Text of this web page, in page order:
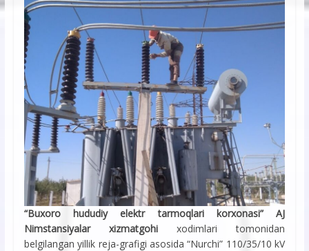
“Buxoro hududiy elektr tarmoqlari korxonasi” AJ
Nimstansiyalar xizmatgohixodimlari tomonidan
belgilangan yillik reja-grafigi asosida “Nurchi” 110/35/10 kV